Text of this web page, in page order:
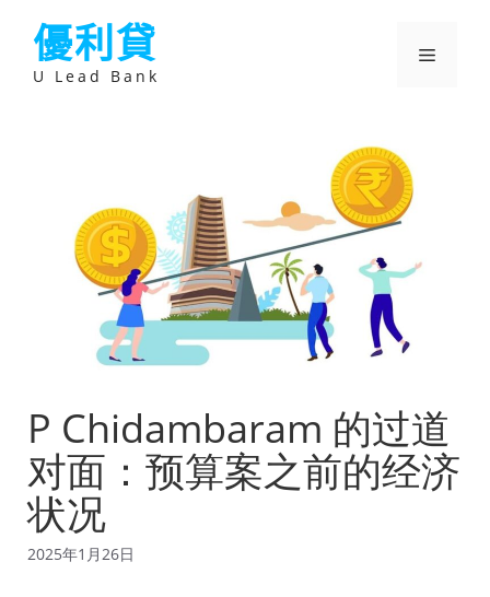
優利貸
U Lead Bank
選
P Chidambaram 的过道
对面：预算案之前的经济
状况
2025年1月26日